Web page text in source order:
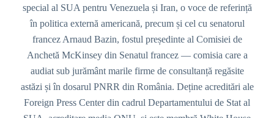
special al SUA pentru Venezuela și Iran, o voce de referință
în politica externă americană, precum și cel cu senatorul
francez Arnaud Bazin, fostul președinte al Comisiei de
Anchetă McKinsey din Senatul francez — comisia care a
audiat sub jurământ marile firme de consultanță regăsite
astăzi și în dosarul PNRR din România. Deține acreditări ale
Foreign Press Center din cadrul Departamentului de Stat al